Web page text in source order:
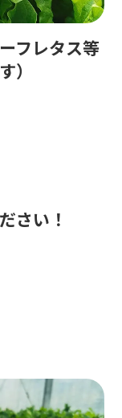
フレタス等
）
さい！